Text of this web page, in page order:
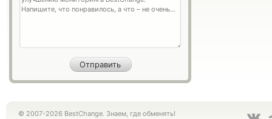
© 2007-2026 BestChange. Знаем, где обменять!